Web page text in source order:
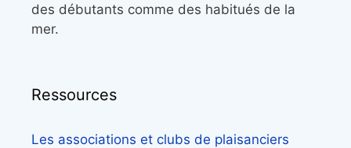
des débutants comme des habitués de la
mer.
Ressources
Les associations et clubs de plaisanciers